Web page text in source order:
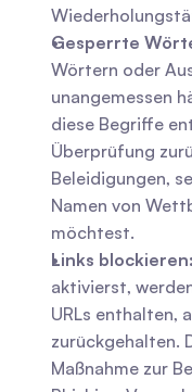
Gesperrte
Wörtern oder
unangemessen
diese Begriffe
Überprüfung
Beleidigungen,
Namen von
möchtest.
Links blockieren:
aktivierst,
URLs enthalten,
zurückgehalten.
Maßnahme zur